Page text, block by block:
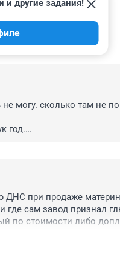
и другие задания!
могу. сколько там не
год.
ДНС при продаже
где сам завод признал
по стоимости либо